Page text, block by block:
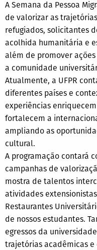
A Semana da Pessoa
de valorizar as
refugiados, solicitantes
acolhida humanitária e
além de promover
a comunidade
Atualmente, a UFPR
diferentes países e
experiências
fortalecem a
ampliando as
cultural.
A programação contará
campanhas de
mostra de talentos
atividades
Restaurantes
de nossos estudantes.
egressos da
trajetórias acadêmicas